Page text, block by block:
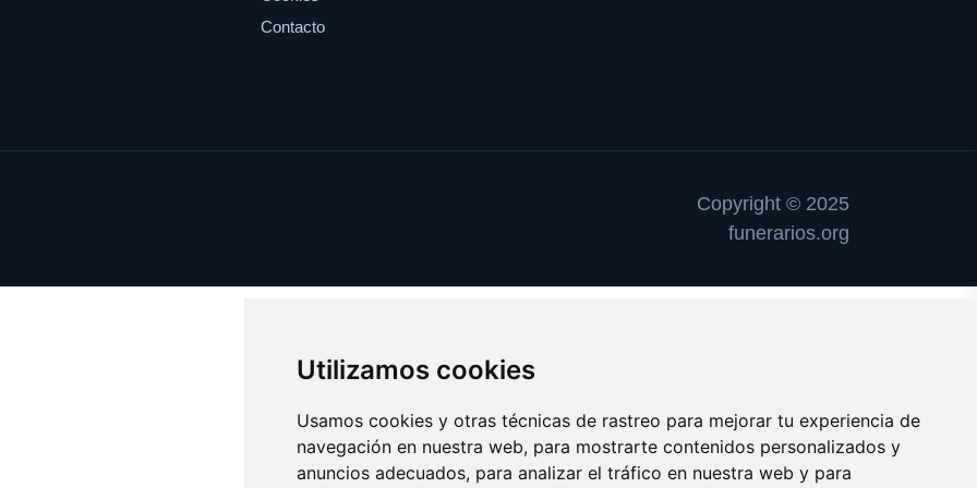
Utilizamos cookies
Usamos cookies y otras técnicas de rastreo para mejorar tu experiencia de
navegación en nuestra web, para mostrarte contenidos personalizados y
anuncios adecuados, para analizar el tráfico en nuestra web y para
Contacto
Copyright © 2025
funerarios.org